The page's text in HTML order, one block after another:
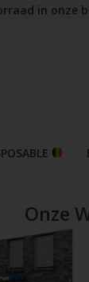
in onze
Onze